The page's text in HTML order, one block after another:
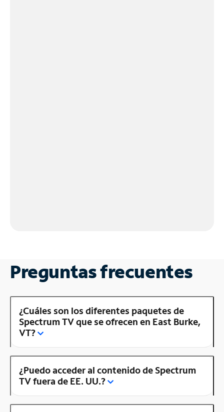
Preguntas frecuentes
¿Cuáles son los diferentes paquetes de
Spectrum TV que se ofrecen en East Burke,
VT?
¿Puedo acceder al contenido de Spectrum
TV fuera de EE. UU.?